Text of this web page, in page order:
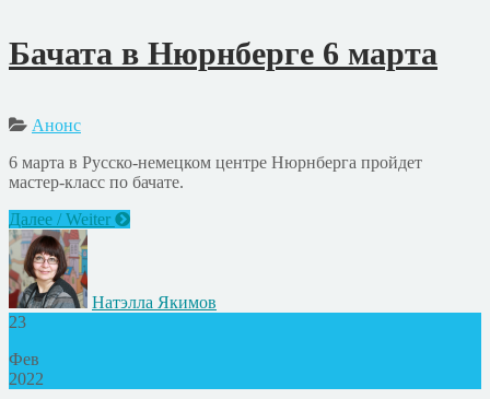
Бачата в Нюрнберге 6 марта
Анонс
6 марта в Русско-немецком центре Нюрнберга пройдет
мастер-класс по бачате.
Далее / Weiter
Натэлла Якимов
23
Фев
2022